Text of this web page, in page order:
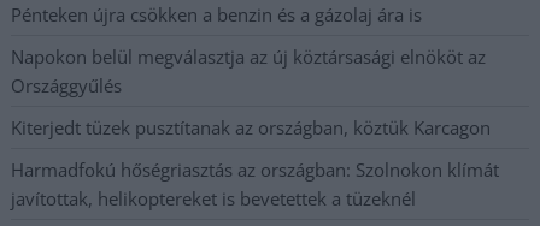
Pénteken újra csökken a benzin és a gázolaj ára is
Napokon belül megválasztja az új köztársasági elnököt az
Országgyűlés
Kiterjedt tüzek pusztítanak az országban, köztük Karcagon
Harmadfokú hőségriasztás az országban: Szolnokon klímát
javítottak, helikoptereket is bevetettek a tüzeknél